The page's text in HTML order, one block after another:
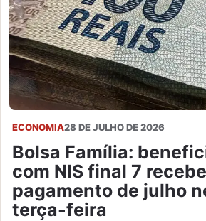
ECONOMIA28 DE JULHO DE 2026
Bolsa Família:
com NIS final 7
pagamento de julho
terça-feira